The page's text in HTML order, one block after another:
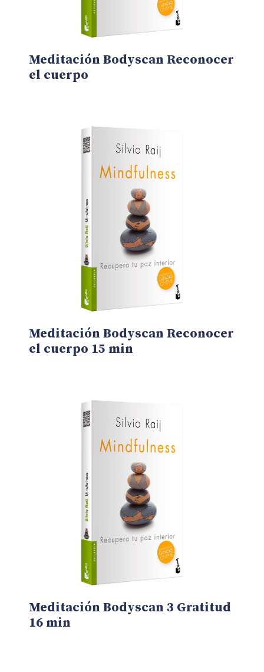
Meditación Bodyscan Reconocer
el cuerpo
Meditación Bodyscan Reconocer
el cuerpo 15 min
Meditación Bodyscan 3 Gratitud
16 min